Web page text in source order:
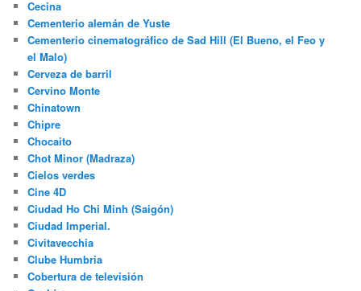
Cecina
Cementerio alemán de Yuste
Cementerio cinematográfico de Sad Hill (El Bueno, el Feo y
el Malo)
Cerveza de barril
Cervino Monte
Chinatown
Chipre
Chocaito
Chot Minor (Madraza)
Cielos verdes
Cine 4D
Ciudad Ho Chi Minh (Saigón)
Ciudad Imperial.
Civitavecchia
Clube Humbria
Cobertura de televisión